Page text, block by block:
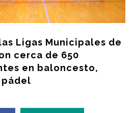
Ligas Municipales de
cerca de 650
en baloncesto,